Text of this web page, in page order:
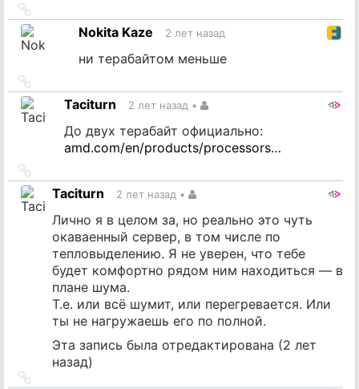
на
источникNokita Kaze 2 лет назад
ни терабайтом меньше
на
источникTaciturn 2 лет назад •
До двух терабайт официально:
amd.com/en/products/processors…
на
источник
Taciturn 2 лет назад •
Лично я в целом за, но реально это чуть
окаваенный сервер, в том числе по
тепловыделению. Я не уверен, что тебе
будет комфортно рядом ним находиться — в
плане шума.
Т.е. или всё шумит, или перегревается. Или
ты не нагружаешь его по полной.
Эта запись была отредактирована (2 лет
назад)